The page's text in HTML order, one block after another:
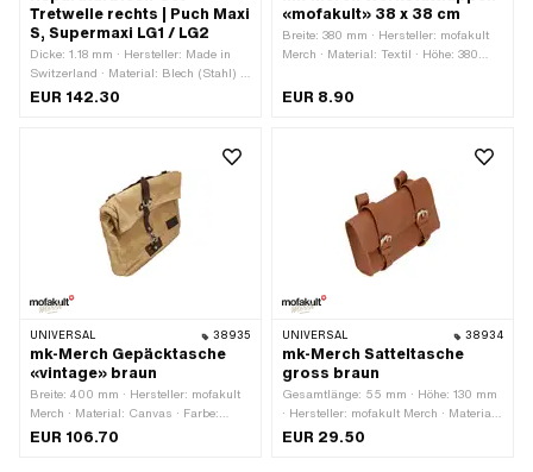
Tretwelle rechts | Puch Maxi
S, Supermaxi LG1 / LG2
Dicke: 1.18 mm · Hersteller: Made in
Switzerland · Material: Blech (Stahl) ·
Oberfläche: blank · Befestigungsart:
EUR 142.30
«mofakult» 38 x 38 cm
Breite: 380 mm · Hersteller: mofakult
Merch · Material: Textil · Höhe: 380
Werkstattzubehör
EUR 8.90
UNIVERSAL 38935
mk-Merch Gepäcktasche
«vintage» braun
Breite: 400 mm · Hersteller: mofakult
Merch · Material: Canvas · Farbe:
braun · Gesamtlänge: 120 mm ·
EUR 106.70
UNIVERSAL 38934
mk-Merch Satteltasche
gross braun
Gesamtlänge: 55 mm · Höhe: 130 mm
· Hersteller: mofakult Merch · Material:
Kunstleder · Anwendungsbereich:
EUR 29.50